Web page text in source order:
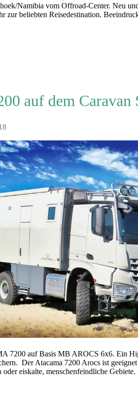
Namibia vom Offroad-Center. Neu
zur beliebten Reisedestination.
auf dem Caravan
auf Basis MB AROCS 6x6. Ein
Der Atacama 7200 Arocs ist
oder eiskalte, menschenfeindliche